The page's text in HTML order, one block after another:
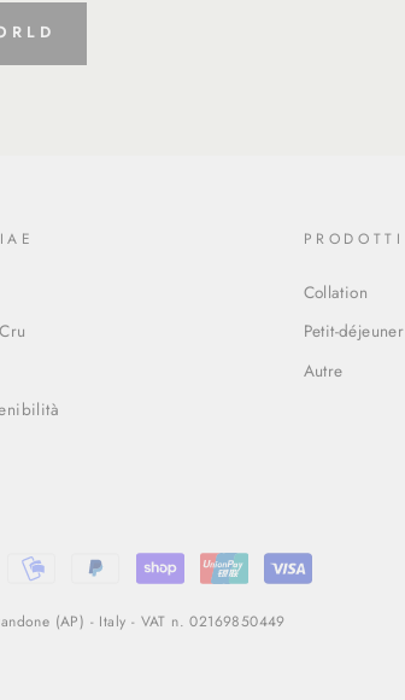
PRODOTTI
Collation
Petit-déjeuner
Autre
(AP) - Italy - VAT n. 02169850449